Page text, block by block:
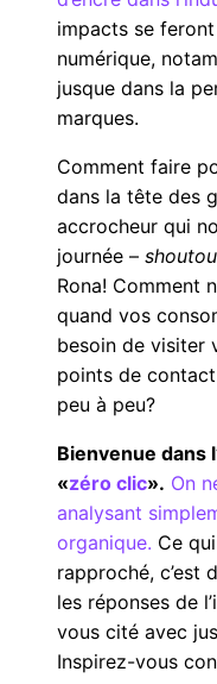
impacts se
numérique,
jusque dans la
marques.
Comment faire
dans la tête des
accrocheur qui
journée –
Rona! Comment
quand vos
besoin de visiter
points de
peu à peu?
Bienvenue dans
«zéro clic». On
analysant
organique. Ce
rapproché, c’est
les réponses de
vous cité avec
Inspirez-vous